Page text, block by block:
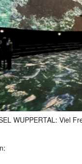
WUPPERTAL: Viel